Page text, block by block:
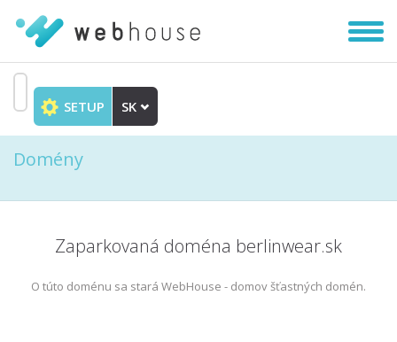
obsah
|
Skryť
SETUP SK
Domény
Zaparkovaná doména berlinwear.sk
O túto doménu sa stará WebHouse - domov šťastných domén.